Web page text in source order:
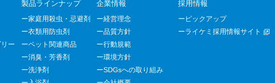
ー
製品ラインナップ
家庭用殺虫・忌避剤
衣類用防虫剤
ペット関連商品
消臭・芳香剤
洗浄剤
企業情報
経営理念
品質方針
行動規範
環境方針
SDGsへの取り組み
採用情報
ピックアップ
ライケミ採用情報サイト